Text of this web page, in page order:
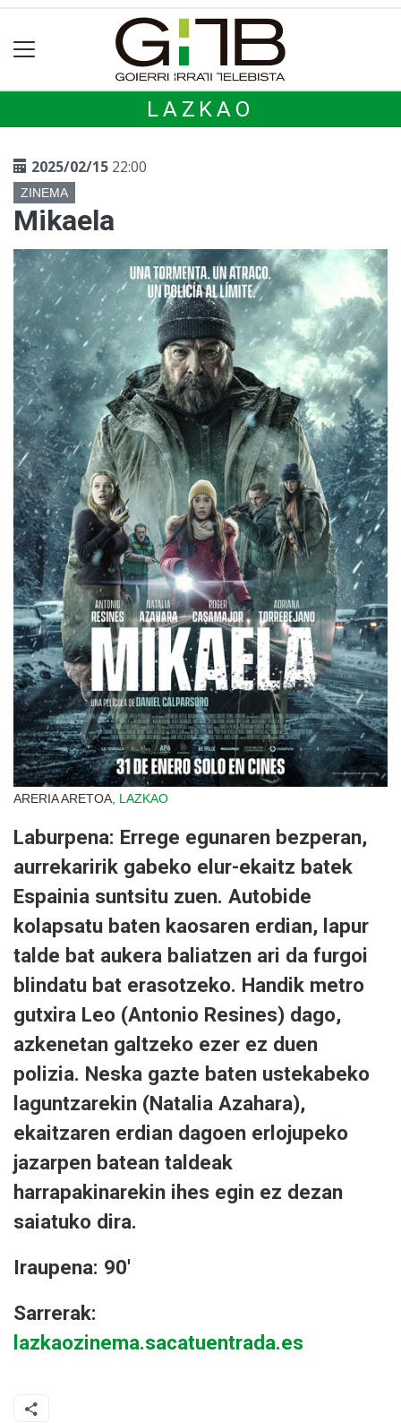
LAZKAO
2025/02/15 22:00
ZINEMA
Mikaela
ARERIA ARETOA, LAZKAO
Laburpena: Errege egunaren bezperan,
aurrekaririk gabeko elur-ekaitz batek
Espainia suntsitu zuen. Autobide
kolapsatu baten kaosaren erdian, lapur
talde bat aukera baliatzen ari da furgoi
blindatu bat erasotzeko. Handik metro
gutxira Leo (Antonio Resines) dago,
azkenetan galtzeko ezer ez duen
polizia. Neska gazte baten ustekabeko
laguntzarekin (Natalia Azahara),
ekaitzaren erdian dagoen erlojupeko
jazarpen batean taldeak
harrapakinarekin ihes egin ez dezan
saiatuko dira.
Iraupena: 90'
Sarrerak:
lazkaozinema.sacatuentrada.es